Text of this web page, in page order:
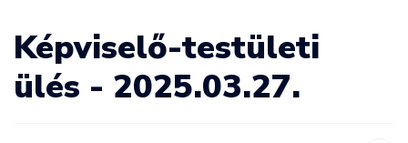
Képviselő-testületi
ülés - 2025.03.27.